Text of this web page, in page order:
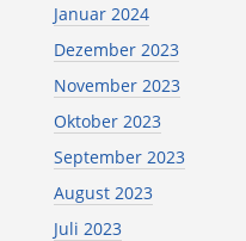
Januar 2024
Dezember 2023
November 2023
Oktober 2023
September 2023
August 2023
Juli 2023